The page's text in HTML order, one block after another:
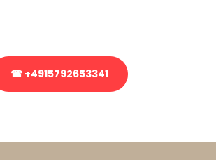
☎ +4915792653341